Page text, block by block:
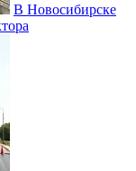
В Новосибирске